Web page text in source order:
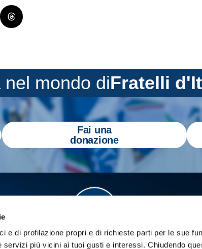
e di profilazione propri e di richieste parti per le sue
servizi più vicini ai tuoi gusti e interessi.Chiudendo
nel mondo diFratelli
Fai una
donazione